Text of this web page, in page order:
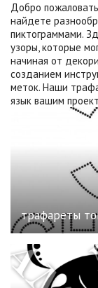
Добро
найдете
пиктограммами.
узоры, которые
начиная от
созданием
меток. Наши
язык вашим
трафареты